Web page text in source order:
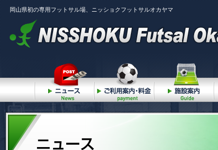
岡山県初の専用フットサル場、ニッショクフットサルオカヤマ
ニュース ご利用案内・料金